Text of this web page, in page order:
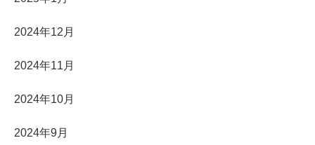
2024年12月
2024年11月
2024年10月
2024年9月